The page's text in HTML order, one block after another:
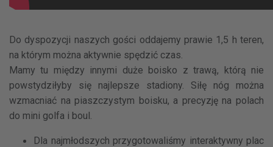
Do dyspozycji naszych gości oddajemy prawie 1,5 h teren,
na którym można aktywnie spędzić czas.
Mamy tu między innymi duże boisko z trawą, którą nie
powstydziłyby się najlepsze stadiony. Siłę nóg można
wzmacniać na piaszczystym boisku, a precyzję na polach
do mini golfa i boul.
Dla najmłodszych przygotowaliśmy interaktywny plac